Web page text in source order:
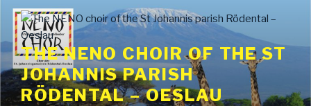
Skip
content
THE NENO CHOIR OF THE ST
JOHANNIS PARISH
RÖDENTAL – OESLAU